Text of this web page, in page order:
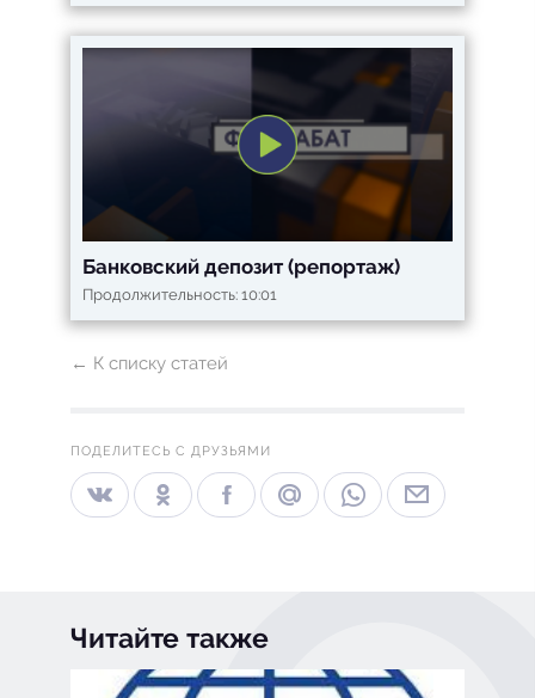
Банковский депозит (репортаж)
Продолжительность: 10:01
← К списку статей
ПОДЕЛИТЕСЬ С ДРУЗЬЯМИ
Читайте также